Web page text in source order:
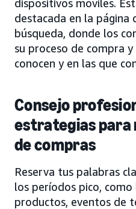
dispositivos móviles.
destacada en la página
búsqueda, donde los
su proceso de compra
conocen y en las que
Consejo
estrategias para
de compras
Reserva tus palabras
los períodos pico,
productos, eventos de